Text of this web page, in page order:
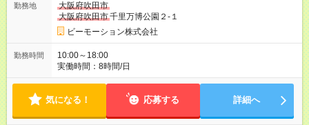
勤務地
大阪府吹田市
大阪府吹田市千里万博公園２-１
ビーモーション株式会社
勤務時間
10:00～18:00
実働時間：8時間/日
気になる！ 応募する 詳細へ